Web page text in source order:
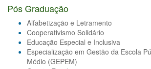
Pós Graduação
Alfabetização e Letramento
Cooperativismo Solidário
Educação Especial e Inclusiva
Especialização em Gestão da Escola
Médio (GEPEM)